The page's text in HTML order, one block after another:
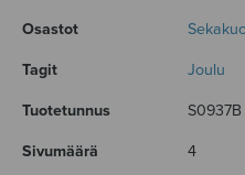
Osastot
Tagit Joulu
Tuotetunnus S0937B
Sivumäärä 4